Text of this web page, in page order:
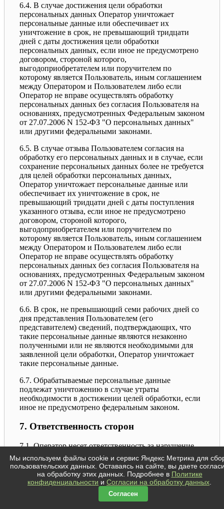
6.4. В случае достижения цели обработки
персональных данных Оператор уничтожает
персональные данные или обеспечивает их
уничтожение в срок, не превышающий тридцати
дней с даты достижения цели обработки
персональных данных, если иное не предусмотрено
договором, стороной которого,
выгодоприобретателем или поручителем по
которому является Пользователь, иным соглашением
между Оператором и Пользователем либо если
Оператор не вправе осуществлять обработку
персональных данных без согласия Пользователя на
основаниях, предусмотренных Федеральным законом
от 27.07.2006 N 152-ФЗ "О персональных данных"
или другими федеральными законами.
6.5. В случае отзыва Пользователем согласия на
обработку его персональных данных и в случае, если
сохранение персональных данных более не требуется
для целей обработки персональных данных,
Оператор уничтожает персональные данные или
обеспечивает их уничтожение в срок, не
превышающий тридцати дней с даты поступления
указанного отзыва, если иное не предусмотрено
договором, стороной которого,
выгодоприобретателем или поручителем по
которому является Пользователь, иным соглашением
между Оператором и Пользователем либо если
Оператор не вправе осуществлять обработку
персональных данных без согласия Пользователя на
основаниях, предусмотренных Федеральным законом
от 27.07.2006 N 152-ФЗ "О персональных данных"
или другими федеральными законами.
6.6. В срок, не превышающий семи рабочих дней со
дня представления Пользователем (его
представителем) сведений, подтверждающих, что
такие персональные данные являются незаконно
полученными или не являются необходимыми для
заявленной цели обработки, Оператор уничтожает
такие персональные данные.
6.7. Обрабатываемые персональные данные
подлежат уничтожению в случае утраты
необходимости в достижении целей обработки, если
иное не предусмотрено федеральным законом.
7. Ответственность сторон
7.1. Оператор несет ответственность за нарушение
требований Федерального закона от 27.07.2006 N
152-ФЗ "О персональных данных" в соответствии с
законодательством Российской Федерации.
7.2. Пользователь вправе в судебном порядке
требовать возмещения убытков и (или) компенсации
Мы используем файлы cookie и сервис Яндекс Метрика для
пользовательских данных. Оставаясь на сайте, вы даете
на обработку этих данных. Подробнее в Политике
конфиденциальности и Согласии на обработку данных
Согласен